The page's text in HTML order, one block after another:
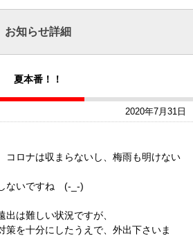
お知らせ詳細
夏本番！！
2020年7月31日
コロナは収まらないし、梅雨も明けない
ないですね (-_-)
は難しい状況ですが、
策を十分にしたうえで、外出下さいま